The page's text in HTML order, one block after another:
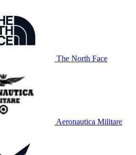
The North Face
Aeronautica Militare